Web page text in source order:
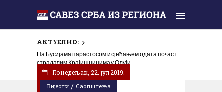
АКТУЕЛНО:
На Бусијама парастосом и сјећањем одата почаст
страдалим Крајишницима у Олуји
Вијести / Саопштења
Понедељак, 22. јул 2019.